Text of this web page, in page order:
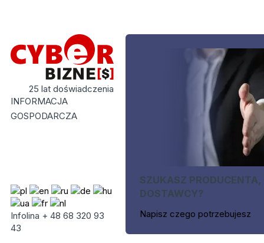
25 lat doświadczenia
INFORMACJA
GOSPODARCZA
Infolina + 48 68 320 93
43
SZUKASZ PRODUCENTA,
DOSTAWCY?
Napisz czego potrzebujesz